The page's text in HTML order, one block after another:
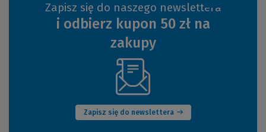
Zapisz się do naszego newslettera
i odbierz kupon 50 zł na
zakupy
Zapisz się do newslettera
(Nowe
okno)